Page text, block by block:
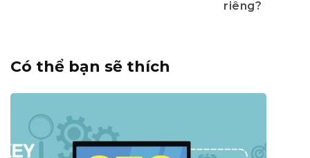
riêng?
Có thể bạn sẽ thích